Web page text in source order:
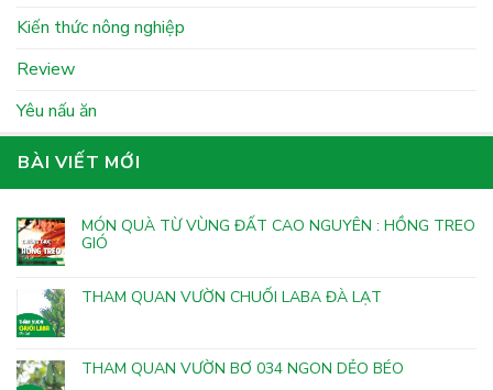
Kiến thức nông nghiệp
Review
Yêu nấu ăn
BÀI VIẾT MỚI
MÓN QUÀ TỪ VÙNG ĐẤT CAO NGUYÊN : HỒNG TREO
GIÓ
THAM QUAN VƯỜN CHUỐI LABA ĐÀ LẠT
THAM QUAN VƯỜN BƠ 034 NGON DẺO BÉO